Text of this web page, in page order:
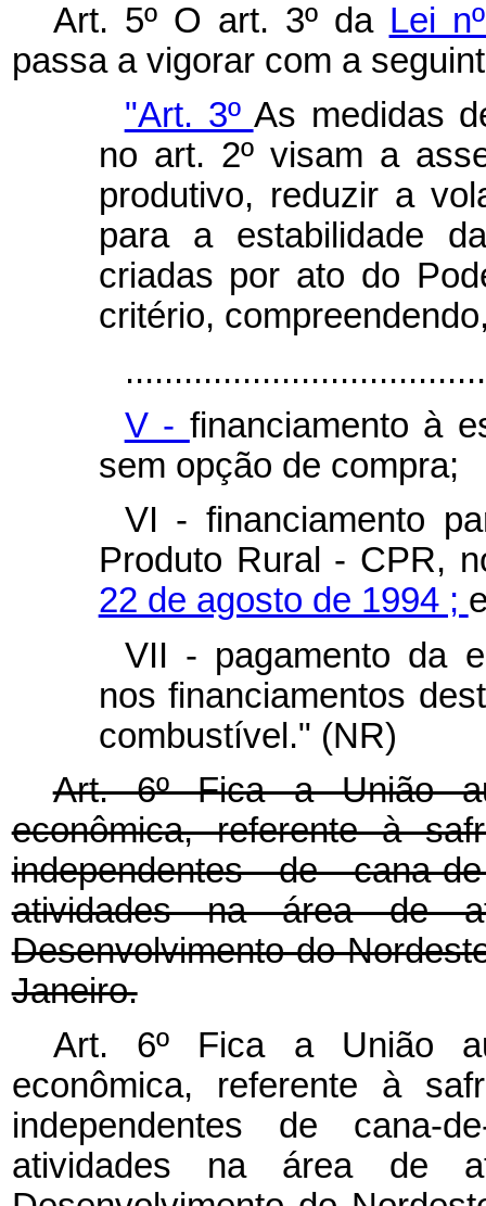
Art. 5º O art. 3º da Lei
passa a vigorar com a
"Art. 3º As medidas
no art. 2º visam a
produtivo, reduzir a
para a estabilidade
criadas por ato do
critério,
V - financiamento à
sem opção de compra;
VI - financiamento
Produto Rural - CPR,
22 de agosto de 1994 ;
VII - pagamento da
nos financiamentos
combustível." (NR)
Art. 6º Fica a União
econômica, referente à
independentes de cana-
atividades na área de
Desenvolvimento do
Janeiro.
Art. 6º Fica a União
econômica, referente à
independentes de cana-
atividades na área de